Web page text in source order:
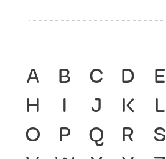
A B C D E
H
I J K L
O
P Q R S